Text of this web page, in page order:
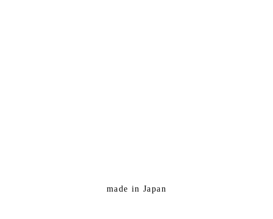
made in Japan